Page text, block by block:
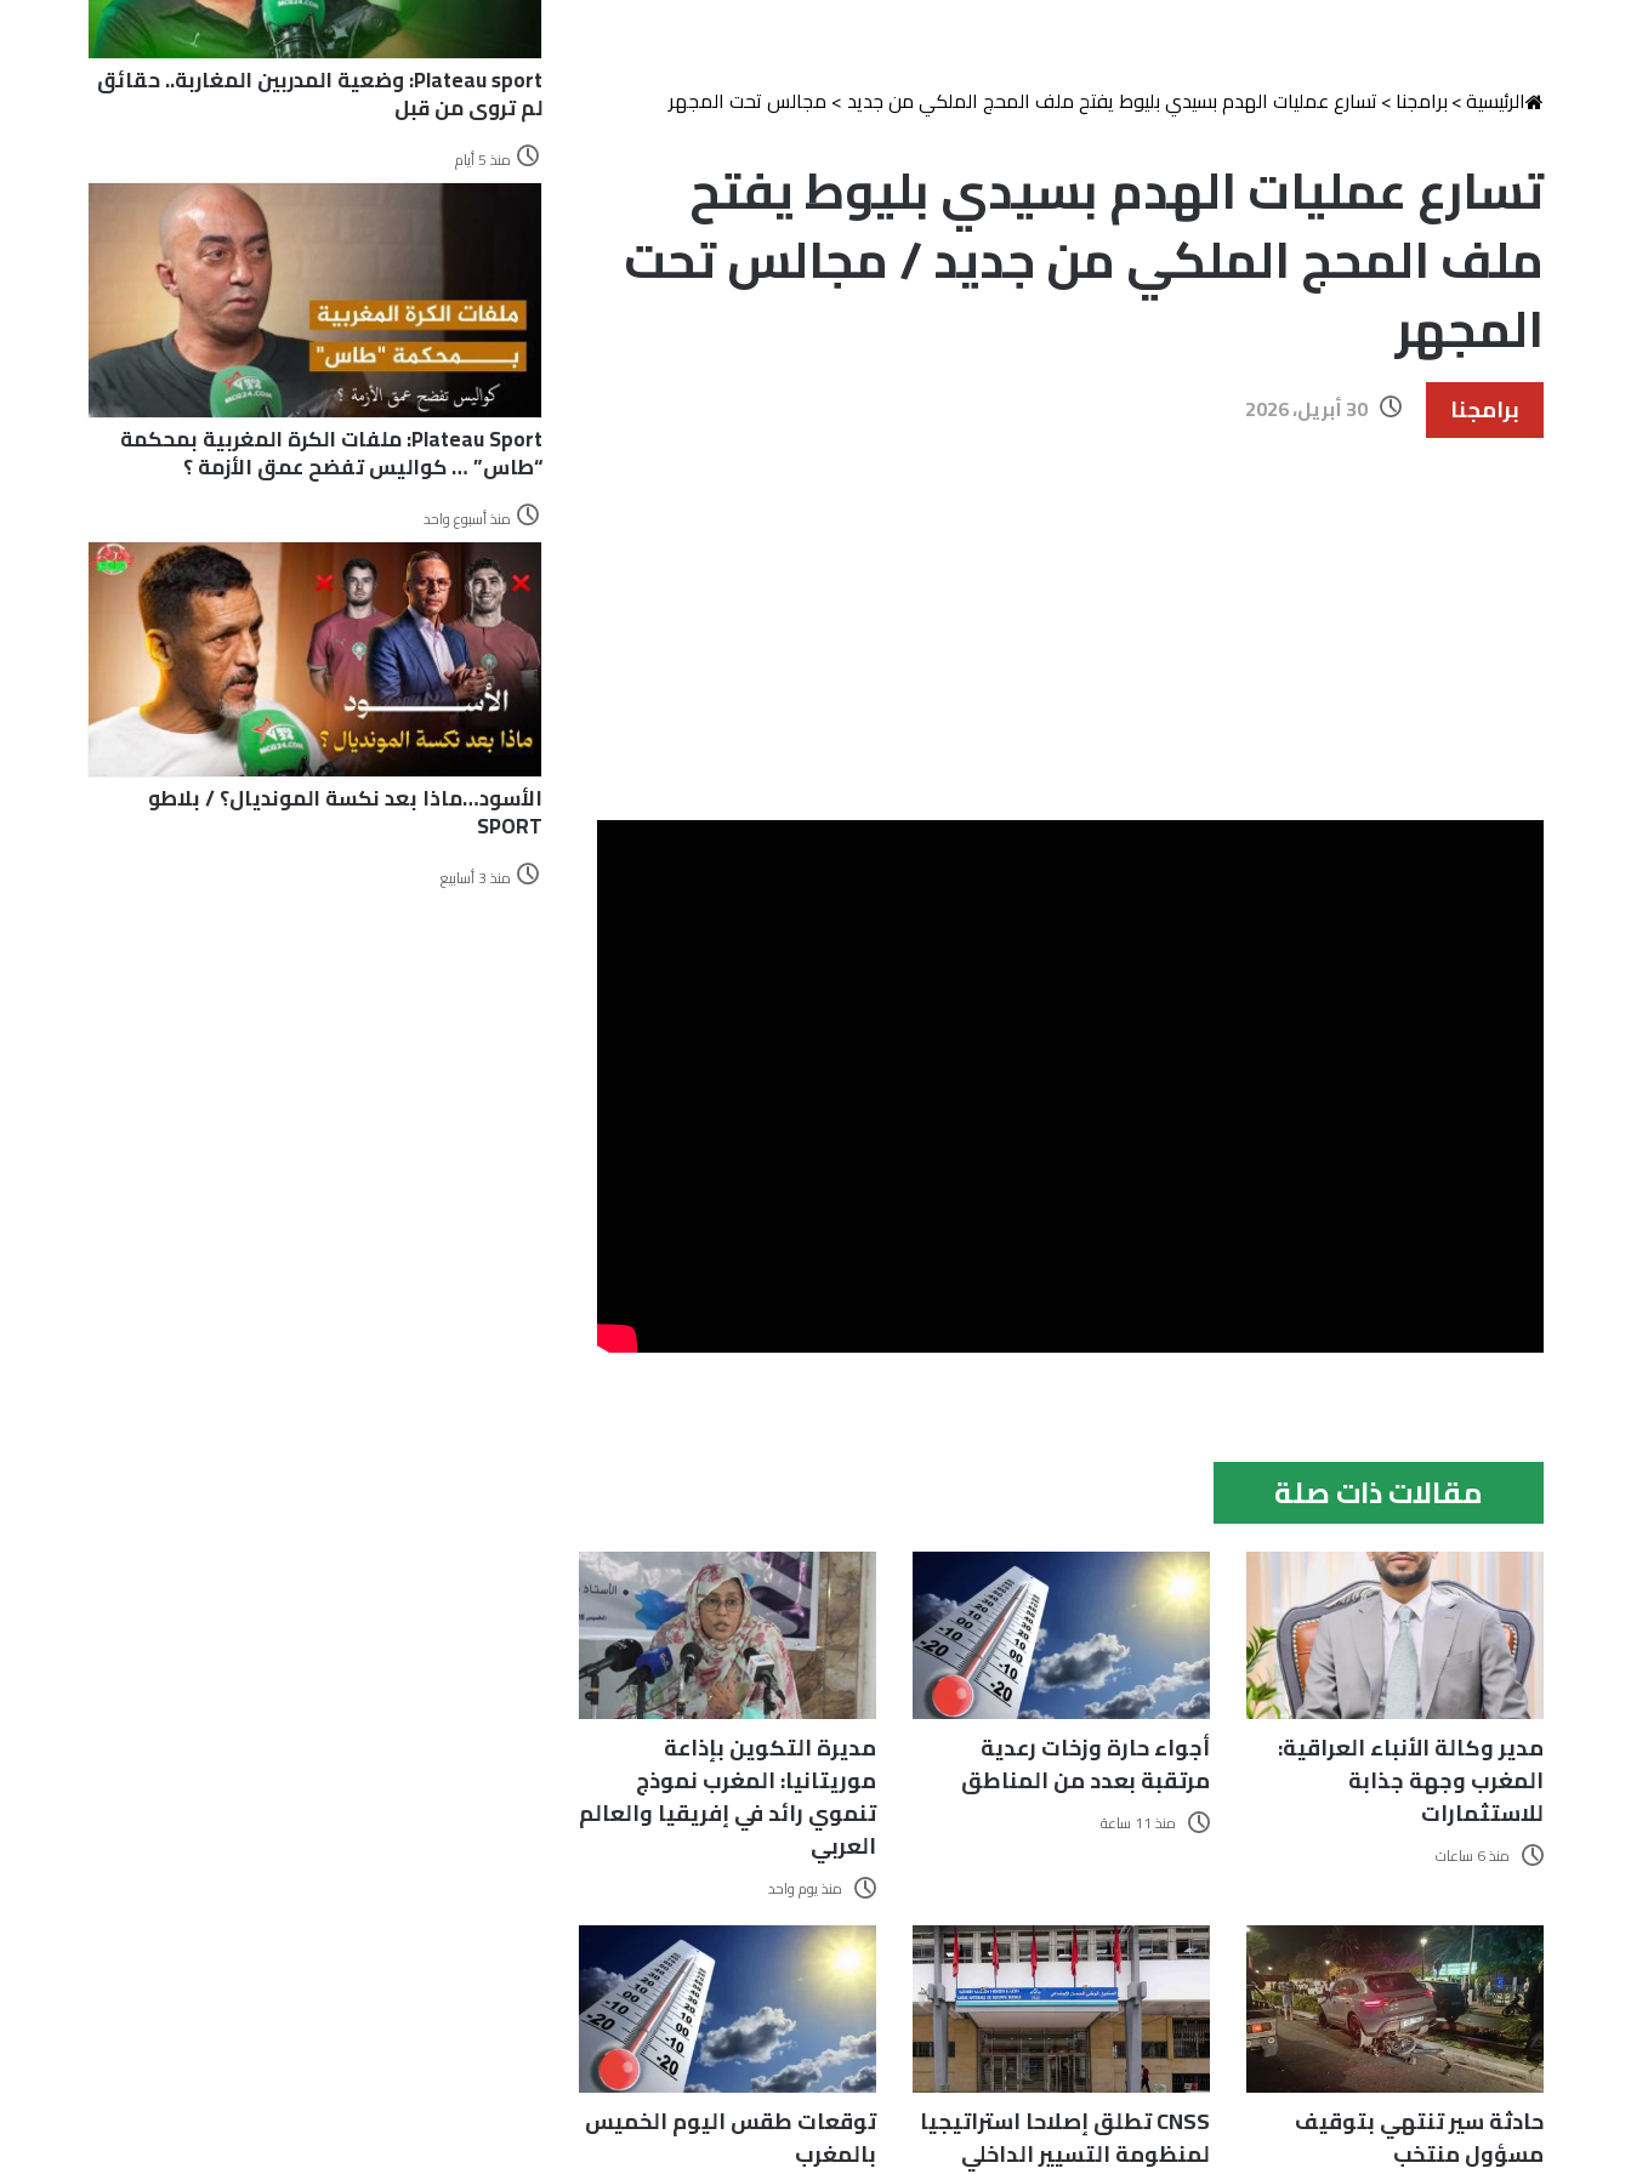
الرئيسية>برامجنا>تسارع عمليات الهدم بسيدي بليوط يفتح ملف المحج الملكي من جديد > مجالس تحت المجهر
تسارع عمليات الهدم بسيدي بليوط يفتح
ملف المحج الملكي من جديد / مجالس تحت
المجهر
برامجنا 30 أبريل، 2026
مقالات ذات صلة
مدير وكالة الأنباء العراقية:
المغرب وجهة جذابة
للاستثمارات
منذ 6 ساعات
أجواء حارة وزخات رعدية
مرتقبة بعدد من المناطق
منذ 11 ساعة
مديرة التكوين بإذاعة
موريتانيا: المغرب نموذج
تنموي رائد في إفريقيا والعالم
العربي
منذ يوم واحد
حادثة سير تنتهي بتوقيف
مسؤول منتخب
CNSS تطلق إصلاحا استراتيجيا
لمنظومة التسيير الداخلي
توقعات طقس اليوم الخميس
بالمغرب
Plateau sport: وضعية المدربين المغاربة.. حقائق
لم تروى من قبل
منذ 5 أيام
Plateau Sport: ملفات الكرة المغربية بمحكمة
“طاس” … كواليس تفضح عمق الأزمة ؟
منذ أسبوع واحد
الأسود…ماذا بعد نكسة المونديال؟ / بلاطو
SPORT
منذ 3 أسابيع